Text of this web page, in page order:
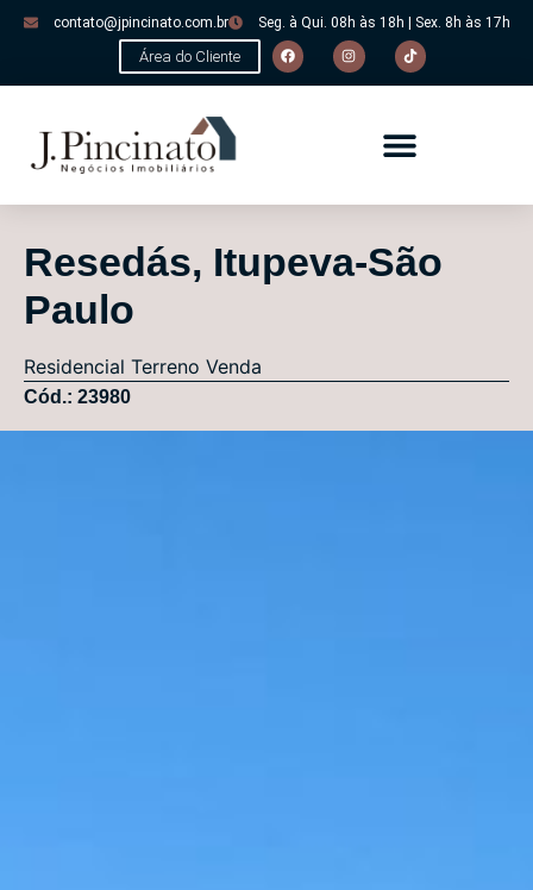
contato@jpincinato.com.br Seg. à Qui. 08h às 18h | Sex. 8h às 17h
Área do Cliente
Resedás, Itupeva-São
Paulo
Residencial Terreno Venda
Cód.: 23980